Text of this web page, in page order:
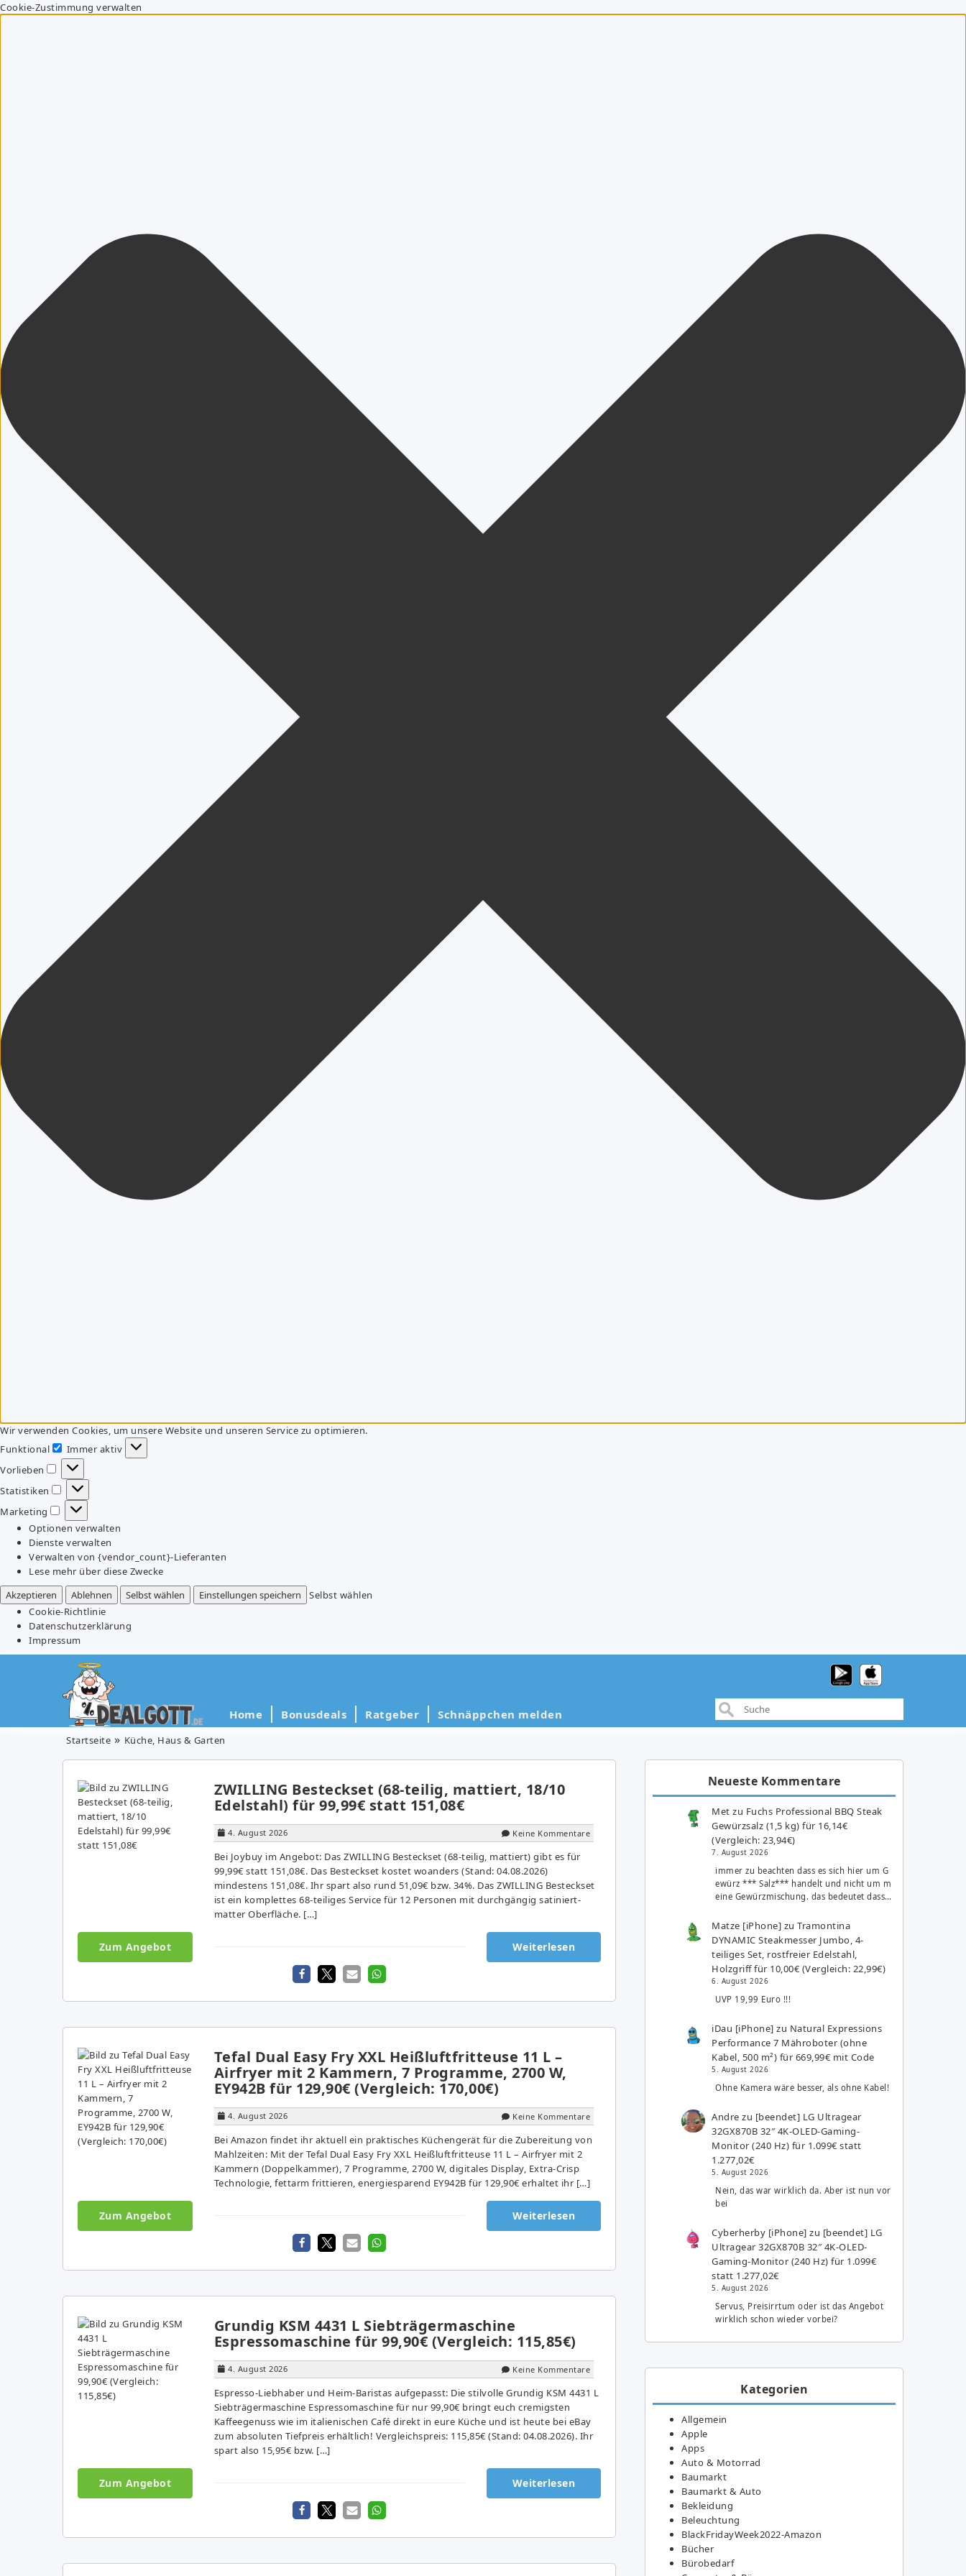
Cookie-Zustimmung verwalten
Wir verwenden Cookies, um unsere Website und unseren Service zu optimieren.
Funktional
Funktional
Immer aktiv
Vorlieben
Vorlieben
Statistiken
Statistiken
Marketing
Marketing
Optionen verwalten
Dienste verwalten
Verwalten von {vendor_count}-Lieferanten
Lese mehr über diese Zwecke
Akzeptieren
Ablehnen Selbst wählen Einstellungen speichern
Selbst wählen
Cookie-Richtlinie
Datenschutzerklärung
Impressum
Home Bonusdeals Ratgeber Schnäppchen melden
Startseite Küche, Haus & Garten
ZWILLING Besteckset (68-teilig, mattiert, 18/10
Edelstahl) für 99,99€ statt 151,08€
4. August 2026 Keine Kommentare
Bei Joybuy im Angebot: Das ZWILLING Besteckset (68-teilig, mattiert) gibt es für
99,99€ statt 151,08€. Das Besteckset kostet woanders (Stand: 04.08.2026)
mindestens 151,08€. Ihr spart also rund 51,09€ bzw. 34%. Das ZWILLING Besteckset
ist ein komplettes 68-teiliges Service für 12 Personen mit durchgängig satiniert-
matter Oberfläche. […]
Zum Angebot Weiterlesen
Tefal Dual Easy Fry XXL Heißluftfritteuse 11 L –
Airfryer mit 2 Kammern, 7 Programme, 2700 W,
EY942B für 129,90€ (Vergleich: 170,00€)
4. August 2026 Keine Kommentare
Bei Amazon findet ihr aktuell ein praktisches Küchengerät für die Zubereitung von
Mahlzeiten: Mit der Tefal Dual Easy Fry XXL Heißluftfritteuse 11 L – Airfryer mit 2
Kammern (Doppelkammer), 7 Programme, 2700 W, digitales Display, Extra-Crisp
Technologie, fettarm frittieren, energiesparend EY942B für 129,90€ erhaltet ihr […]
Zum Angebot Weiterlesen
Grundig KSM 4431 L Siebträgermaschine
Espressomaschine für 99,90€ (Vergleich: 115,85€)
4. August 2026 Keine Kommentare
Espresso-Liebhaber und Heim-Baristas aufgepasst: Die stilvolle Grundig KSM 4431 L
Siebträgermaschine Espressomaschine für nur 99,90€ bringt euch cremigsten
Kaffeegenuss wie im italienischen Café direkt in eure Küche und ist heute bei eBay
zum absoluten Tiefpreis erhältlich! Vergleichspreis: 115,85€ (Stand: 04.08.2026). Ihr
spart also 15,95€ bzw. […]
Zum Angebot Weiterlesen
Neueste Kommentare
Met zu Fuchs Professional BBQ Steak
Gewürzsalz (1,5 kg) für 16,14€
(Vergleich: 23,94€)
7. August 2026
immer zu beachten dass es sich hier um G
ewürz *** Salz*** handelt und nicht um m
eine Gewürzmischung. das bedeutet dass…
Matze [iPhone] zuTramontina
DYNAMIC Steakmesser Jumbo, 4-
teiliges Set, rostfreier Edelstahl,
Holzgriff für 10,00€ (Vergleich: 22,99€)
6. August 2026
UVP 19,99 Euro !!!
iDau [iPhone] zu Natural Expressions
Performance 7 Mähroboter (ohne
Kabel, 500 m²) für 669,99€ mit Code
5. August 2026
Ohne Kamera wäre besser, als ohne Kabel!
Andre zu [beendet] LG Ultragear
32GX870B 32″ 4K-OLED-Gaming-
Monitor (240 Hz) für 1.099€ statt
1.277,02€
5. August 2026
Nein, das war wirklich da. Aber ist nun vor
bei
Cyberherby [iPhone] zu [beendet] LG
Ultragear 32GX870B 32″ 4K-OLED-
Gaming-Monitor (240 Hz) für 1.099€
statt 1.277,02€
5. August 2026
Servus, Preisirrtum oder ist das Angebot
wirklich schon wieder vorbei?
Kategorien
Allgemein
Apple
Apps
Auto & Motorrad
Baumarkt
Baumarkt & Auto
Bekleidung
Beleuchtung
BlackFridayWeek2022-Amazon
Bücher
Bürobedarf